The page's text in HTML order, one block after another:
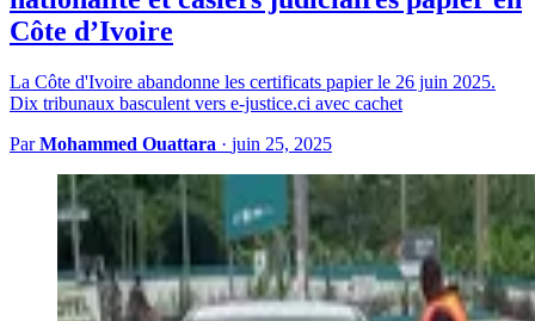
Côte d’Ivoire
La Côte d'Ivoire abandonne les certificats papier le 26 juin 2025.
Dix tribunaux basculent vers e-justice.ci avec cachet
ParMohammed Ouattara · juin 25, 2025